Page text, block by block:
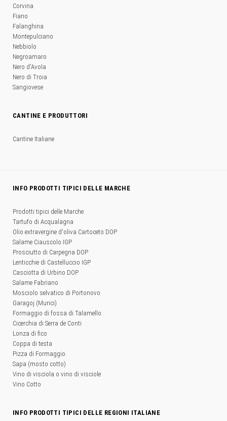
Corvina
Fiano
Falanghina
Montepulciano
Nebbiolo
Negroamaro
Nero d'Avola
Nero di Troia
Sangiovese
CANTINE E PRODUTTORI
Cantine Italiane
INFO PRODOTTI TIPICI DELLE MARCHE
Prodotti tipici delle Marche
Tartufo di Acqualagna
Olio extravergine d'oliva Cartoceto DOP
Salame Ciauscolo IGP
Prosciutto di Carpegna DOP
Lenticchie di Castelluccio IGP
Casciotta di Urbino DOP
Salame Fabriano
Mosciolo selvatico di Portonovo
Garagoj (Murici)
Formaggio di fossa di Talamello
Cicerchia di Serra de Conti
Lonza di fico
Coppa di testa
Pizza di Formaggio
Sapa (mosto cotto)
Vino di visciola o vino di visciole
Vino Cotto
INFO PRODOTTI TIPICI DELLE REGIONI ITALIANE